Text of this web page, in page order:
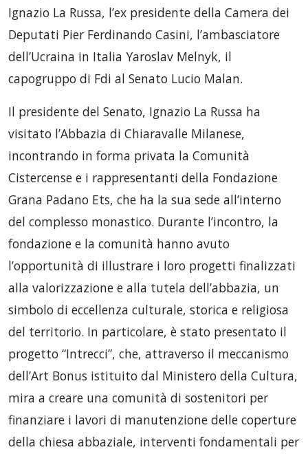
Ignazio La Russa, l’ex presidente della Camera dei
Deputati Pier Ferdinando Casini, l’ambasciatore
dell’Ucraina in Italia Yaroslav Melnyk, il
capogruppo di Fdi al Senato Lucio Malan.
Il presidente del Senato, Ignazio La Russa ha
visitato l’Abbazia di Chiaravalle Milanese,
incontrando in forma privata la Comunità
Cistercense e i rappresentanti della Fondazione
Grana Padano Ets, che ha la sua sede all’interno
del complesso monastico. Durante l’incontro, la
fondazione e la comunità hanno avuto
l’opportunità di illustrare i loro progetti finalizzati
alla valorizzazione e alla tutela dell’abbazia, un
simbolo di eccellenza culturale, storica e religiosa
del territorio. In particolare, è stato presentato il
progetto “Intrecci”, che, attraverso il meccanismo
dell’Art Bonus istituito dal Ministero della Cultura,
mira a creare una comunità di sostenitori per
finanziare i lavori di manutenzione delle coperture
della chiesa abbaziale, interventi fondamentali per